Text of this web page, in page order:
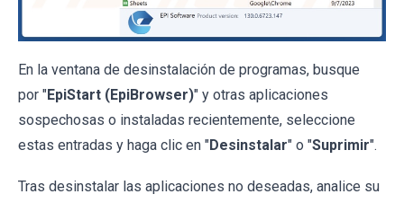
En la ventana de desinstalación de programas, busque
por "EpiStart (EpiBrowser)" y otras aplicaciones
sospechosas o instaladas recientemente, seleccione
estas entradas y haga clic en "Desinstalar" o "Suprimir".
Tras desinstalar las aplicaciones no deseadas, analice su